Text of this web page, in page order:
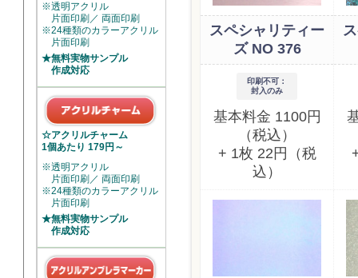
※透明アクリル
片面印刷／ 両面印刷
※24種類のカラーアクリル
片面印刷
★無料実物サンプル
作成対応
☆アクリルチャーム
1個あたり 179円～
※透明アクリル
片面印刷／ 両面印刷
※24種類のカラーアクリル
片面印刷
★無料実物サンプル
作成対応
スペシャリティー
ズ NO 376
印刷不可：
封入のみ
基本料金 1100円
（税込）
+ 1枚 22円（税
込）